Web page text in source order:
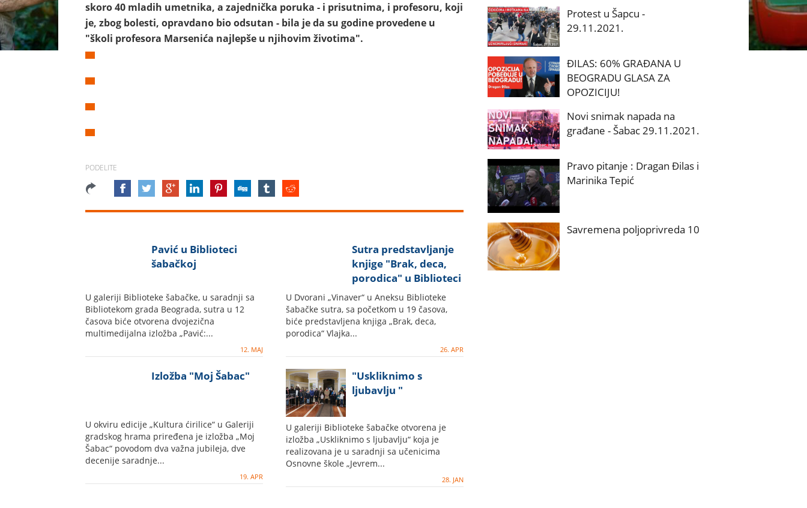
skoro 40 mladih umetnika, a zajednička poruka - i prisutnima, i profesoru, koji
je, zbog bolesti, opravdano bio odsutan - bila je da su godine provedene u
"školi profesora Marsenića najlepše u njihovim životima".
PODELITE
Pavić u Biblioteci
šabačkoj
U galeriji Biblioteke šabačke, u saradnji sa
Bibliotekom grada Beograda, sutra u 12
časova biće otvorena dvojezična
multimedijalna izložba „Pavić:...
12. MAJ
Sutra predstavljanje
knjige "Brak, deca,
porodica" u Biblioteci
U Dvorani „Vinaver“ u Aneksu Biblioteke
šabačke sutra, sa početkom u 19 časova,
biće predstavljena knjiga „Brak, deca,
porodica“ Vlajka...
26. APR
Izložba "Moj Šabac"
U okviru edicije „Kultura ćirilice“ u Galeriji
gradskog hrama priređena je izložba „Moj
Šabac“ povodom dva važna jubileja, dve
decenije saradnje...
19. APR
"Uskliknimo s
ljubavlju "
U galeriji Biblioteke šabačke otvorena je
izložba „Uskliknimo s ljubavlju“ koja je
realizovana je u saradnji sa učenicima
Osnovne škole „Jevrem...
28. JAN
Protest u Šapcu -
29.11.2021.
ĐILAS: 60% GRAĐANA U
BEOGRADU GLASA ZA
OPOZICIJU!
Novi snimak napada na
građane - Šabac 29.11.2021.
Pravo pitanje : Dragan Đilas i
Marinika Tepić
Savremena poljoprivreda 10